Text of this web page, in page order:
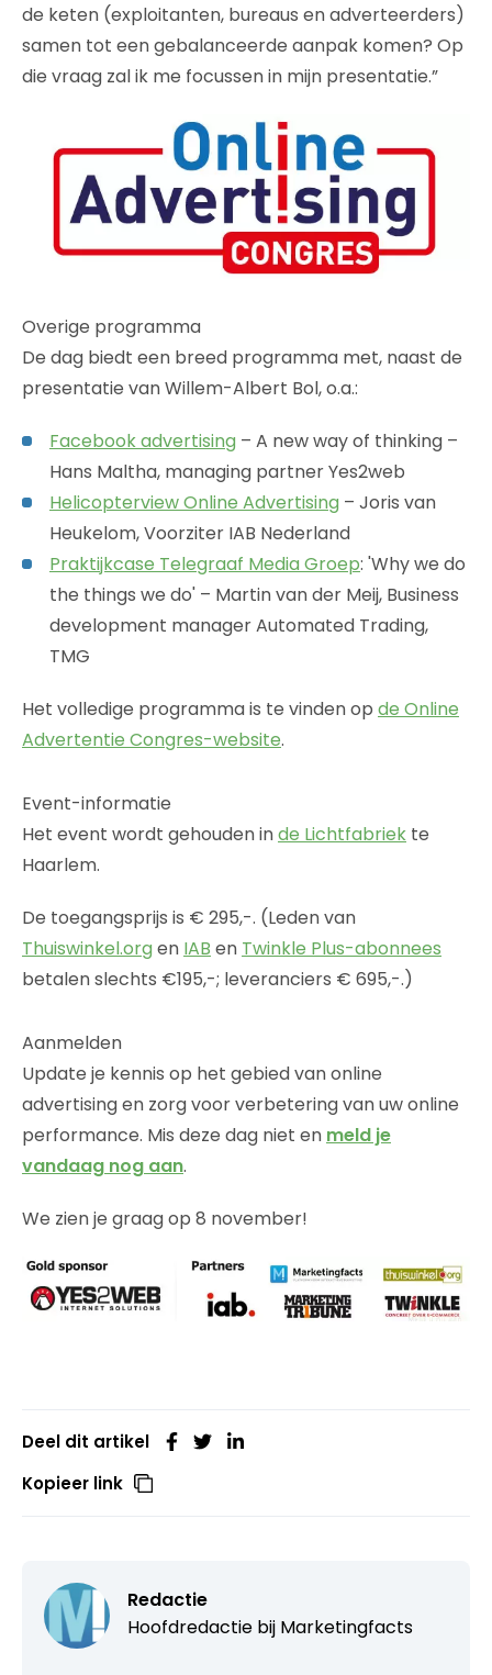
de keten (exploitanten, bureaus en adverteerders)
samen tot een gebalanceerde aanpak komen? Op
die vraag zal ik me focussen in mijn presentatie.”
Overige programma
De dag biedt een breed programma met, naast de
presentatie van Willem-Albert Bol, o.a.:
Facebook advertising – A new way of thinking –
Hans Maltha, managing partner Yes2web
Helicopterview Online Advertising – Joris van
Heukelom, Voorziter IAB Nederland
Praktijkcase Telegraaf Media Groep: 'Why we do
the things we do' – Martin van der Meij, Business
development manager Automated Trading,
TMG
Het volledige programma is te vinden op de Online
Advertentie Congres-website.
Event-informatie
Het event wordt gehouden inde Lichtfabriek te
Haarlem.
De toegangsprijs is € 295,-. (Leden van
Thuiswinkel.org en IAB en Twinkle Plus-abonnees
betalen slechts €195,-; leveranciers € 695,-.)
Aanmelden
Update je kennis op het gebied van online
advertising en zorg voor verbetering van uw online
performance. Mis deze dag niet en meld je
vandaag nog aan.
We zien je graag op 8 november!
Deel dit artikel
Kopieer link
Redactie
Hoofdredactie bij Marketingfacts